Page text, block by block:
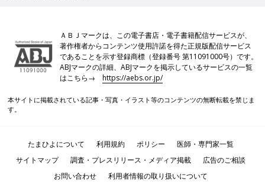
ＡＢＪマークは、この電子書店・電子書籍配信サービスが、
著作権者からコンテンツ使用許諾を得た正規版配信サービス
であることを示す登録商標（登録番号 第11091000号）です。
ABJマークの詳細、ABJマークを掲示しているサービスの一覧
はこちら→https://aebs.or.jp/
本サイトに掲載されている記事・写真・イラスト等のコンテンツの無断転載を禁じま
す。
たまひよについて 利用規約 ポリシー
医師・専門家一覧
サイトマップ
調査・プレスリリース・メディア掲載
広告のご相談
お問い合わせ
利用者情報の取り扱いについて